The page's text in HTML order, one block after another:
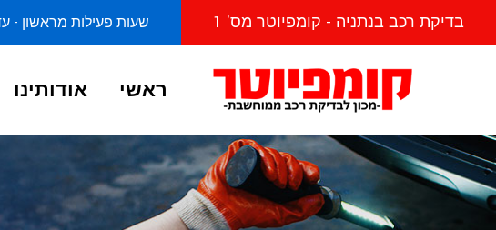
בדיקת רכב בנתניה - קומפיוטר מס' 1 שעות פעילות מראשון - עד חמישי 8:00-18:00
ראשי אודותינו